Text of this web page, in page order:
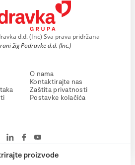
proizvode
d.d. (Inc) Sva prava pridržana
žig Podravke d.d. (Inc.)
O nama
Kontaktirajte nas
Zaštita privatnosti
Postavke kolačića